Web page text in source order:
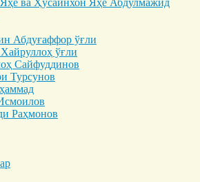
ва Ҳусайнхон Яҳё Абдулмажид
Абдуғаффор ўғли
ўғли
Сайфуддинов
Турсунов
Раҳмонов